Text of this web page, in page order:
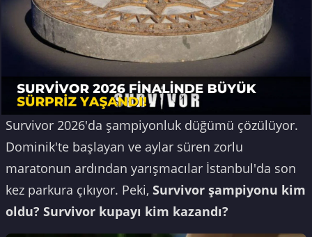
Survivor 2026'da şampiyonluk düğümü çözülüyor.
Dominik'te başlayan ve aylar süren zorlu
maratonun ardından yarışmacılar İstanbul'da son
kez parkura çıkıyor. Peki, Survivor şampiyonu kim
oldu? Survivor kupayı kim kazandı?